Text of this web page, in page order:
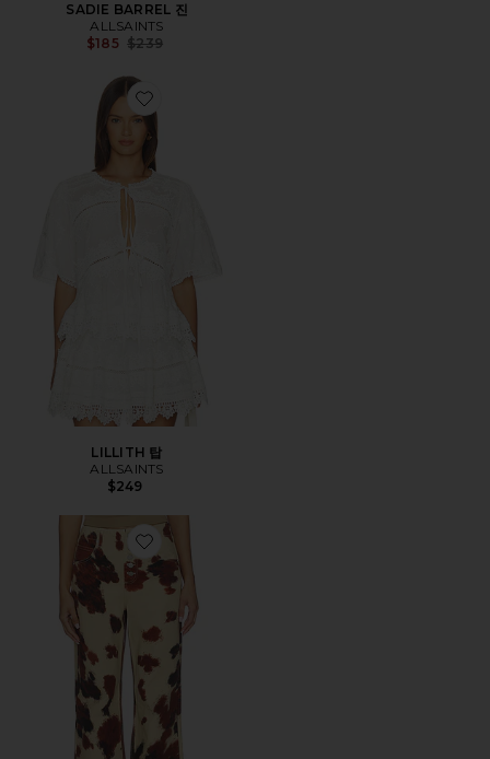
SADIE BARREL 진
ALLSAINTS
$185 Previous price:
$239
Favorite LILLITH 탑
LILLITH 탑
ALLSAINTS
$249
Favorite TAY CARPENTER 진